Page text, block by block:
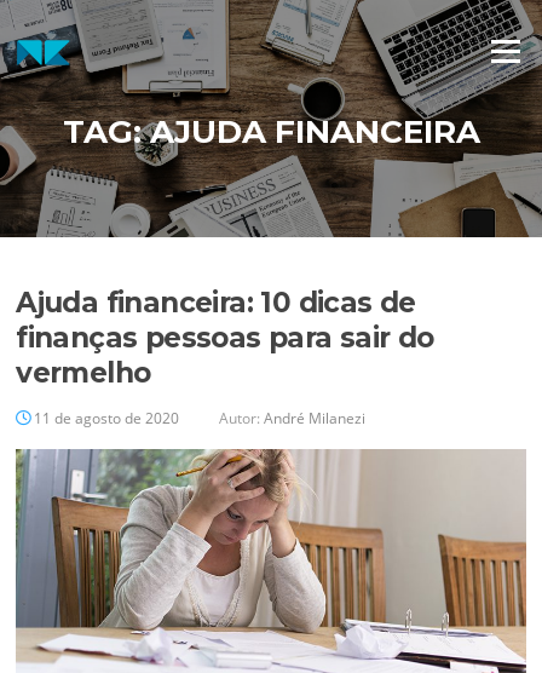
Pular
para
o
conteúdo
Menu
TAG:AJUDA FINANCEIRA
Ajuda financeira: 10 dicas de
finanças pessoas para sair do
vermelho
11 de agosto de 2020 Autor:André Milanezi